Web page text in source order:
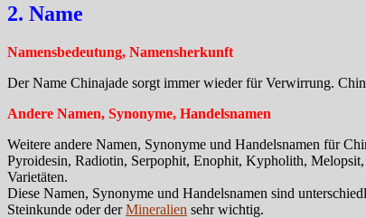
2. Name
Namensbedeutung, Namensherkunft
Der Name Chinajade sorgt immer wieder für Verwirrung.
Andere Namen, Synonyme, Handelsnamen
Weitere andere Namen, Synonyme und Handelsnamen für
Pyroidesin, Radiotin, Serpophit, Enophit, Kypholith,
Varietäten.
Diese Namen, Synonyme und Handelsnamen sind
Steinkunde oder derMineralien sehr wichtig.